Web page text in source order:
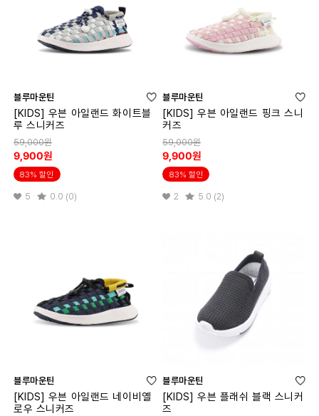
블루마운틴
[KIDS] 우븐 아일랜드 화이트블
루 스니커즈
59,000원
9,900원
83% 할인
5 0.0 (0)
블루마운틴
[KIDS] 우븐 아일랜드 핑크 스니
커즈
59,000원
9,900원
83% 할인
2 5.0 (2)
블루마운틴
[KIDS] 우븐 아일랜드 네이비옐
로우 스니커즈
블루마운틴
[KIDS] 우븐 플래쉬 블랙 스니커
즈